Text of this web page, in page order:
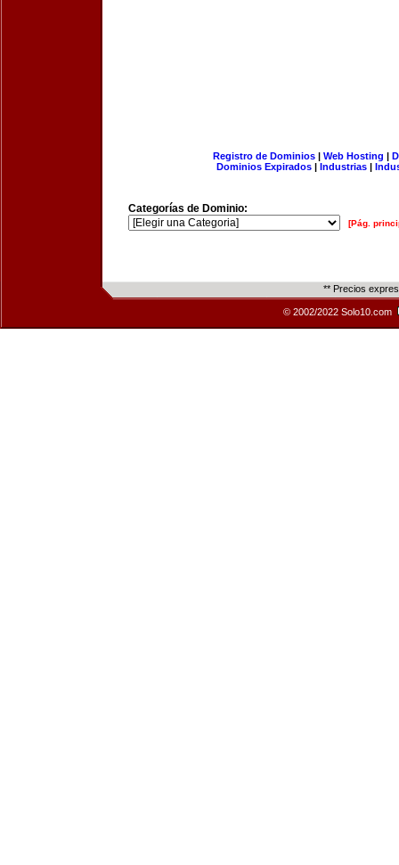
Registro de Dominios| Web Hosting |
Dominios Expirados | Industrias |
Categorías de Dominio:
[Pág.
** Precios
© 2002/2022 Solo10.com